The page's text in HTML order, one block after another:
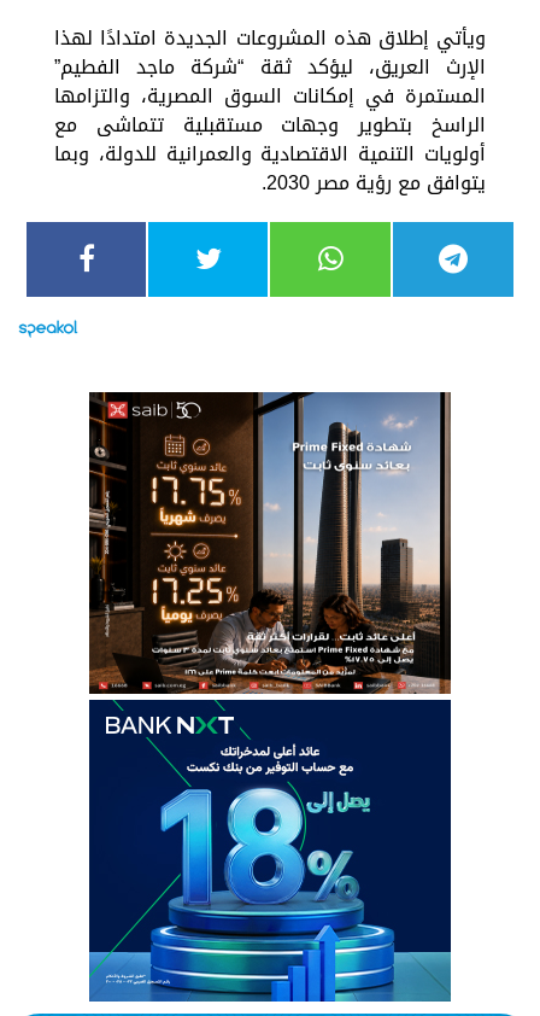
ويأتي إطلاق هذه المشروعات الجديدة امتدادًا لهذا
الإرث العريق، ليؤكد ثقة “شركة ماجد الفطيم”
المستمرة في إمكانات السوق المصرية، والتزامها
الراسخ بتطوير وجهات مستقبلية تتماشى مع
أولويات التنمية الاقتصادية والعمرانية للدولة، وبما
يتوافق مع رؤية مصر 2030.